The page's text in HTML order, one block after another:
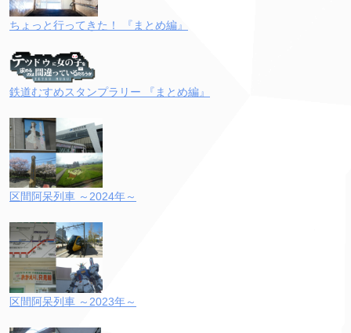
ちょっと行ってきた！ 『まとめ編』
鉄道むすめスタンプラリー 『まとめ編』
区間阿呆列車 ～2024年～
区間阿呆列車 ～2023年～